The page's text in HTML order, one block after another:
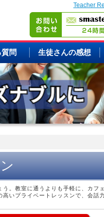
Teacher
問 生徒さんの感想
。教室に通うよりも手軽に、カフ
いプライベートレッスンで、会話